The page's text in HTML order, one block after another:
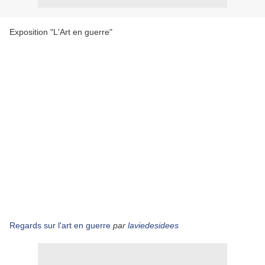
Exposition "L'Art en guerre"
Regards sur l'art en guerre par laviedesidees